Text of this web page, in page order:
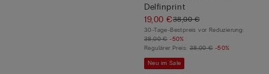
Delfinprint
19,00 €38,00 €
30-Tage-Bestpreis vor Reduzierung:
38,00 € -50%
Regulärer Preis: 38,00 € -50%
Neu im Sale